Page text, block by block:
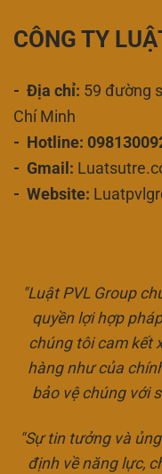
CÔNG TY
- Địa chỉ: 59 đường
Chí Minh
- Hotline:
- Gmail:
- Website:
"Luật PVL Group
quyền lợi hợp
chúng tôi cam kết
hàng như của
bảo vệ chúng với
"Sự tin tưởng và
định về năng lực,